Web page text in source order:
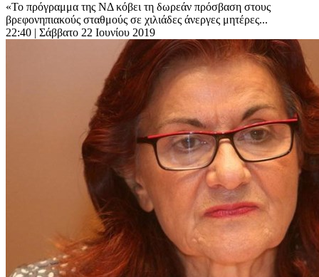
«Το πρόγραμμα της ΝΔ κόβει τη δωρεάν πρόσβαση στους
βρεφονηπιακούς σταθμούς σε χιλιάδες άνεργες μητέρες...
22:40 | Σάββατο 22 Ιουνίου 2019